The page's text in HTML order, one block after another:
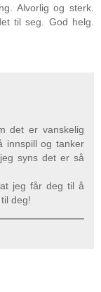
Alvorlig og sterk.
til seg. God helg.
det er vanskelig
innspill og tanker
syns det er så
jeg får deg til å
deg!